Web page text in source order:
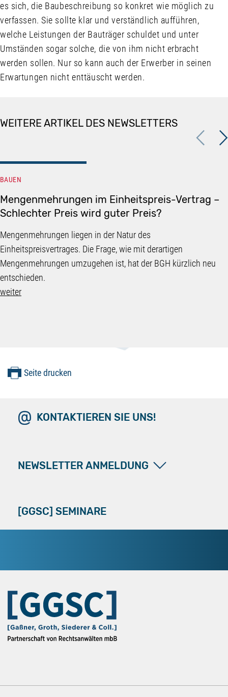
es sich, die Baubeschreibung so konkret wie möglich zu
verfassen. Sie sollte klar und verständlich aufführen,
welche Leistungen der Bauträger schuldet und unter
Umständen sogar solche, die von ihm nicht erbracht
werden sollen. Nur so kann auch der Erwerber in seinen
Erwartungen nicht enttäuscht werden.
WEITERE ARTIKEL DES NEWSLETTERS
Previous
BAUEN
Mengenmehrungen im Einheitspreis-Vertrag –
Schlechter Preis wird guter Preis?
Mengenmehrungen liegen in der Natur des
Einheitspreisvertrages. Die Frage, wie mit derartigen
Mengenmehrungen umzugehen ist, hat der BGH kürzlich neu
entschieden.
weiter
Seite drucken
KONTAKTIEREN SIE UNS!
NEWSLETTER ANMELDUNG
[GGSC] SEMINARE